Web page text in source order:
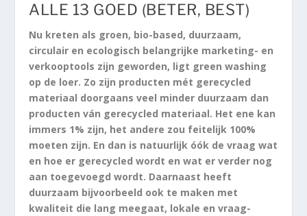
ALLE 13 GOED (BETER, BEST)
Nu kreten als groen, bio-based, duurzaam,
circulair en ecologisch belangrijke marketing- en
verkooptools zijn geworden, ligt green washing
op de loer. Zo zijn producten mét gerecycled
materiaal doorgaans veel minder duurzaam dan
producten ván gerecycled materiaal. Het ene kan
immers 1% zijn, het andere zou feitelijk 100%
moeten zijn. En dan is natuurlijk óók de vraag wat
en hoe er gerecycled wordt en wat er verder nog
aan toegevoegd wordt. Daarnaast heeft
duurzaam bijvoorbeeld ook te maken met
kwaliteit die lang meegaat, lokale en vraag-